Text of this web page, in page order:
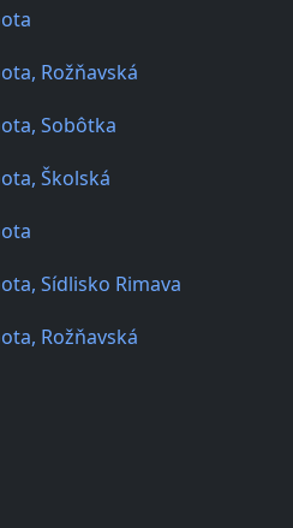
Rožňavská
Sobôtka
Školská
Sídlisko Rimava
Rožňavská